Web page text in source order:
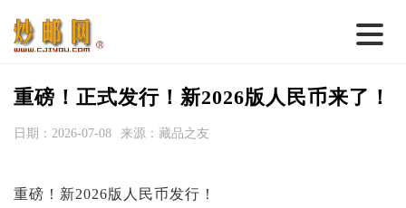
首 页
名家综述
重磅！正式发行！新2026版人民币来了！
日期：2026-07-08 来源：藏品之友
重磅！新2026版人民币发行！